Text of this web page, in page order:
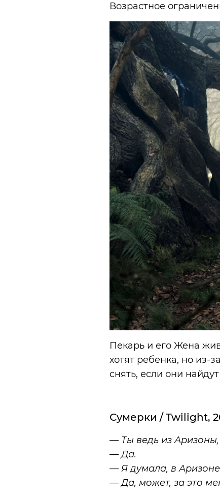
Возрастное
Пекарь и его Жена
хотят ребенка, но из-
снять, если они
Сумерки / Twilight,
— Ты ведь из
— Да.
— Я думала, в Аризоне
— Да, может, за это